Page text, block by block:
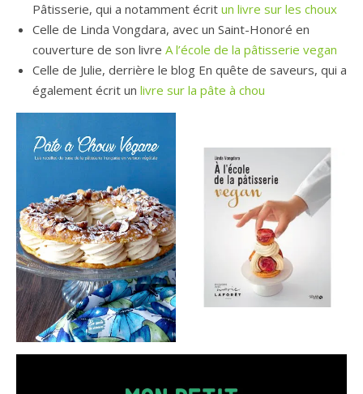
Pâtisserie, qui a notamment écrit un livre sur les choux
Celle de Linda Vongdara, avec un Saint-Honoré en
couverture de son livre A l’école de la pâtisserie vegan
Celle de Julie, derrière le blog En quête de saveurs, qui a
également écrit un livre sur la pâte à chou